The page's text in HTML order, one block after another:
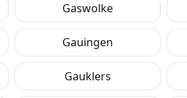
Gaswolke
Gauingen
Gauklers